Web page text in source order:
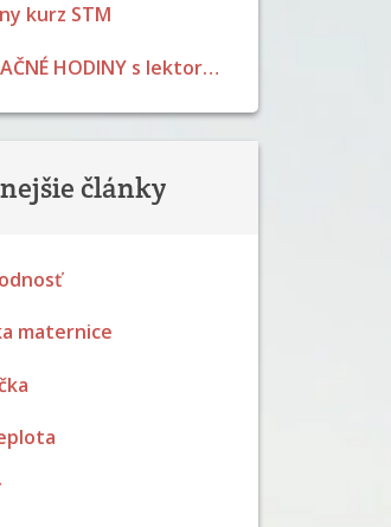
kurz STM
KONZULTAČNÉ HODINY s lektormi LPP v júli 2026
články
maternice